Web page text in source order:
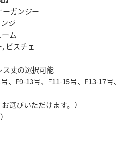
ーガンジー
ジ
ム
ビスチェ
ス丈の選択可能
、F9-13号、F11-15号、F13-17号、
選びいただけます。）